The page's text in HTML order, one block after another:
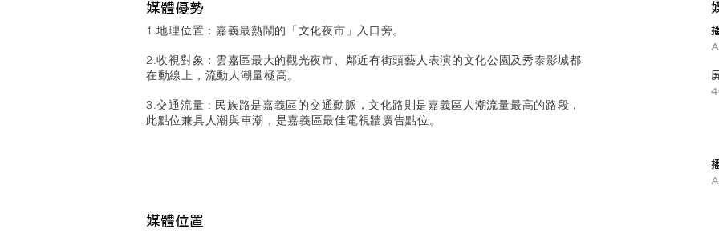
​媒體優勢
1.地理位置：嘉義最熱鬧的「文化夜市」入口旁。
2.收視對象：雲嘉區最大的觀光夜市、鄰近有街頭藝人表演的文化公園及秀泰影城都
在動線上，流動人潮量極高。
3.交通流量 : 民族路是嘉義區的交通動脈，文化路則是嘉義區人潮流量最高的路段，
此點位兼具人潮與車潮，是嘉義區最佳電視牆廣告點位。
媒體位置